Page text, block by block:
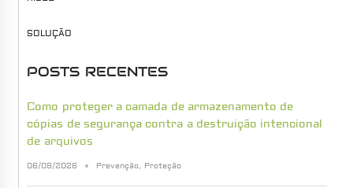
SOLUÇÃO
POSTS RECENTES
Como proteger a camada de armazenamento de
cópias de segurança contra a destruição intencional
de arquivos
06/08/2026 Prevenção Proteção